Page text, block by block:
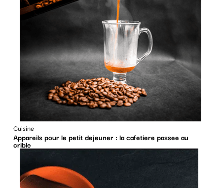
Cuisine
Appareils pour le petit dejeuner : la cafetiere passee au
crible